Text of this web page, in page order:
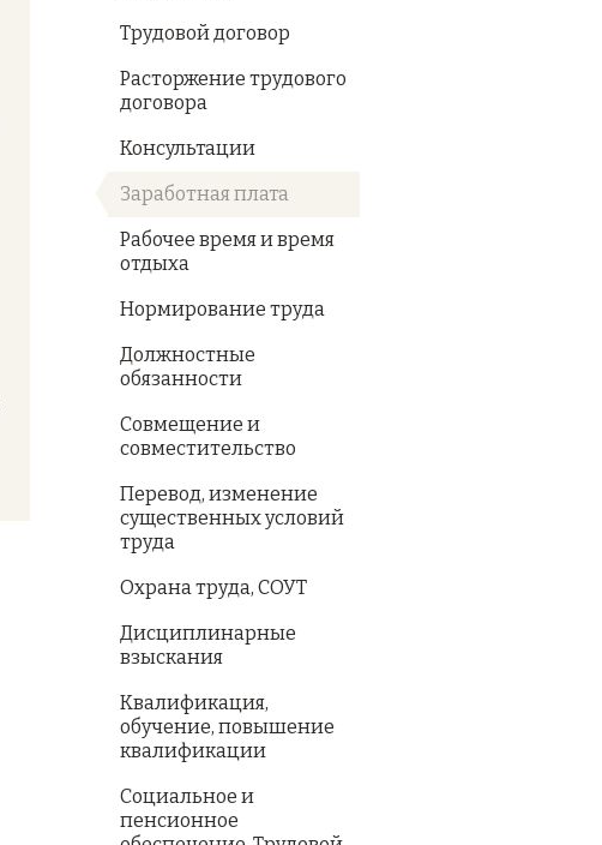
Трудовой договор
Расторжение трудового
договора
Консультации
Заработная плата
Рабочее время и время
отдыха
Нормирование труда
Должностные
обязанности
Совмещение и
совместительство
Перевод, изменение
существенных условий
труда
Охрана труда, СОУТ
Дисциплинарные
взыскания
Квалификация,
обучение, повышение
квалификации
Социальное и
пенсионное